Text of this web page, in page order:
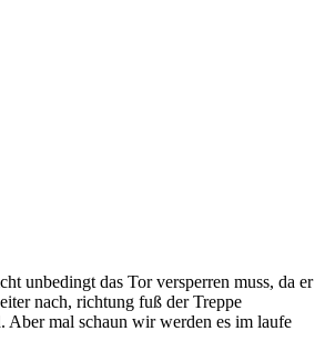
unbedingt das Tor versperren muss, da er
nach, richtung fuß der Treppe
Aber mal schaun wir werden es im laufe